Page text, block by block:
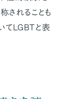
されることも
てLGBTと表